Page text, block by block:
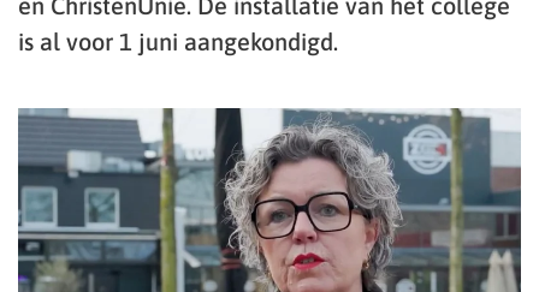
is al voor 1 juni aangekondigd.